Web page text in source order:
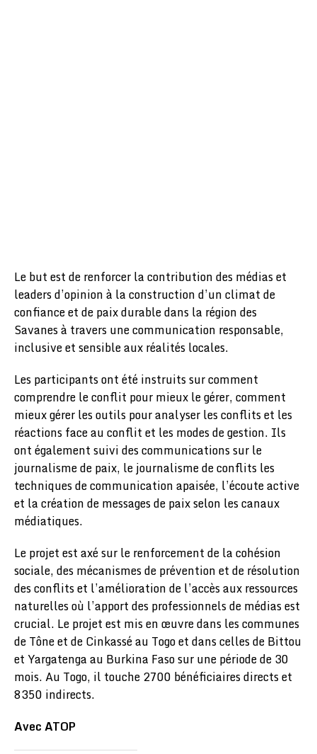
Le but est de renforcer la contribution des médias et
leaders d’opinion à la construction d’un climat de
confiance et de paix durable dans la région des
Savanes à travers une communication responsable,
inclusive et sensible aux réalités locales.
Les participants ont été instruits sur comment
comprendre le conflit pour mieux le gérer, comment
mieux gérer les outils pour analyser les conflits et les
réactions face au conflit et les modes de gestion. Ils
ont également suivi des communications sur le
journalisme de paix, le journalisme de conflits les
techniques de communication apaisée, l’écoute active
et la création de messages de paix selon les canaux
médiatiques.
Le projet est axé sur le renforcement de la cohésion
sociale, des mécanismes de prévention et de résolution
des conflits et l’amélioration de l’accès aux ressources
naturelles où l’apport des professionnels de médias est
crucial. Le projet est mis en œuvre dans les communes
de Tône et de Cinkassé au Togo et dans celles de Bittou
et Yargatenga au Burkina Faso sur une période de 30
mois. Au Togo, il touche 2700 bénéficiaires directs et
8350 indirects.
Avec ATOP